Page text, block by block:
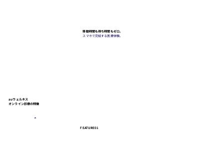
移動時間も待ち時間もゼロ。
スマホで完結する医療体験。
FEATURE01
auウェルネス
オンライン診療の特徴